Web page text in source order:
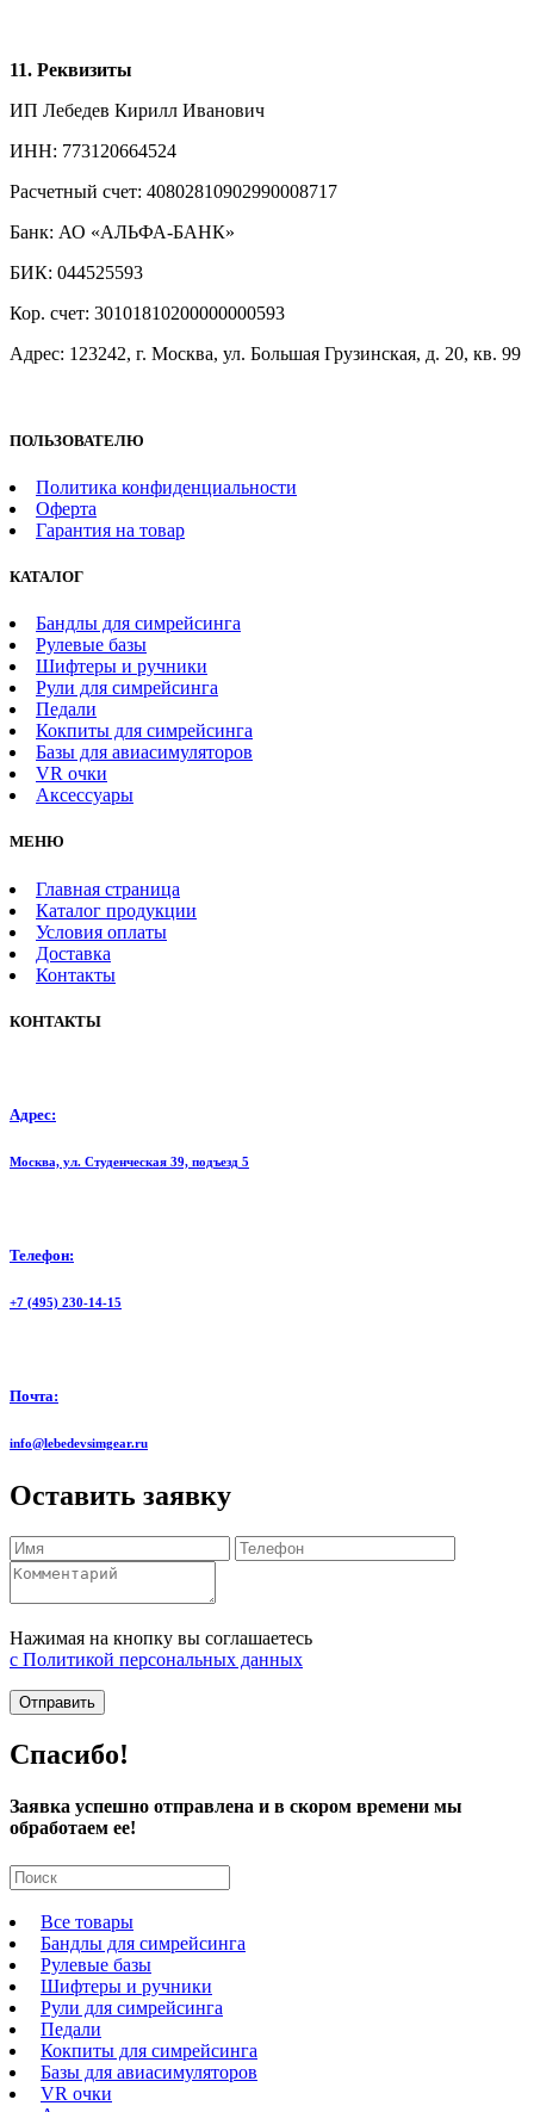
11. Реквизиты
ИП Лебедев Кирилл Иванович
ИНН: 773120664524
Расчетный счет: 40802810902990008717
Банк: АО «АЛЬФА-БАНК»
БИК: 044525593
Кор. счет: 30101810200000000593
Адрес: 123242, г. Москва, ул. Большая Грузинская, д. 20, кв. 99
ПОЛЬЗОВАТЕЛЮ
Политика конфиденциальности
Оферта
Гарантия на товар
КАТАЛОГ
Бандлы для симрейсинга
Рулевые базы
Шифтеры и ручники
Рули для симрейсинга
Педали
Кокпиты для симрейсинга
Базы для авиасимуляторов
VR очки
Аксессуары
МЕНЮ
Главная страница
Каталог продукции
Условия оплаты
Доставка
Контакты
КОНТАКТЫ
Адрес:
Москва, ул. Студенческая 39, подъезд 5
Телефон:
+7 (495) 230-14-15
Почта:
info@lebedevsimgear.ru
Оставить заявку
Нажимая на кнопку вы соглашаетесь
с Политикой персональных данных
Отправить
Спасибо!
Заявка успешно отправлена и в скором времени мы
обработаем ее!
Все товары
Бандлы для симрейсинга
Рулевые базы
Шифтеры и ручники
Рули для симрейсинга
Педали
Кокпиты для симрейсинга
Базы для авиасимуляторов
VR очки